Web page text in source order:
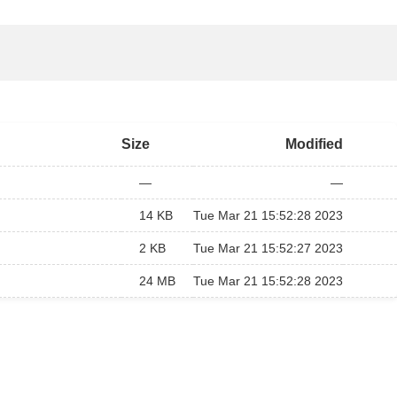
Size Modified
— —
14 KB Tue Mar 21 15:52:28 2023
2 KB Tue Mar 21 15:52:27 2023
24 MB Tue Mar 21 15:52:28 2023